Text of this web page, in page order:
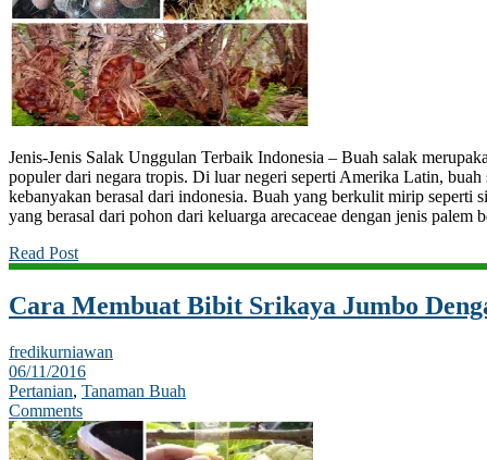
Jenis-Jenis Salak Unggulan Terbaik Indonesia – Buah salak
populer dari negara tropis. Di luar negeri seperti Amerika Latin,
kebanyakan berasal dari indonesia. Buah yang berkulit mirip seperti
yang berasal dari pohon dari keluarga arecaceae dengan jenis
Read Post
Cara Membuat Bibit Srikaya Jumbo
fredikurniawan
06/11/2016
Pertanian, Tanaman Buah
Comments